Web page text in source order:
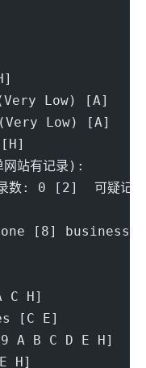
(Very Low) [A]
(Very Low) [A]
网站有记录):
录数: 0 [2]  可疑
[8]
C H]
[C E]
A B C D E H]
H]